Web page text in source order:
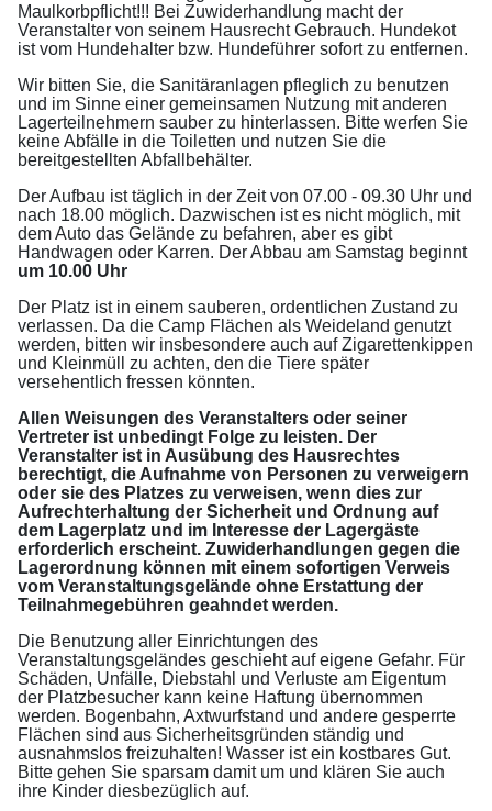
Maulkorbpflicht!!! Bei Zuwiderhandlung macht der
Veranstalter von seinem Hausrecht Gebrauch. Hundekot
ist vom Hundehalter bzw. Hundeführer sofort zu entfernen.
Wir bitten Sie, die Sanitäranlagen pfleglich zu benutzen
und im Sinne einer gemeinsamen Nutzung mit anderen
Lagerteilnehmern sauber zu hinterlassen. Bitte werfen Sie
keine Abfälle in die Toiletten und nutzen Sie die
bereitgestellten Abfallbehälter.
Der Aufbau ist täglich in der Zeit von 07.00 - 09.30 Uhr und
nach 18.00 möglich. Dazwischen ist es nicht möglich, mit
dem Auto das Gelände zu befahren, aber es gibt
Handwagen oder Karren. Der Abbau am Samstag beginnt
um 10.00 Uhr
Der Platz ist in einem sauberen, ordentlichen Zustand zu
verlassen. Da die Camp Flächen als Weideland genutzt
werden, bitten wir insbesondere auch auf Zigarettenkippen
und Kleinmüll zu achten, den die Tiere später
versehentlich fressen könnten.
Allen Weisungen des Veranstalters oder seiner
Vertreter ist unbedingt Folge zu leisten. Der
Veranstalter ist in Ausübung des Hausrechtes
berechtigt, die Aufnahme von Personen zu verweigern
oder sie des Platzes zu verweisen, wenn dies zur
Aufrechterhaltung der Sicherheit und Ordnung auf
dem Lagerplatz und im Interesse der Lagergäste
erforderlich erscheint. Zuwiderhandlungen gegen die
Lagerordnung können mit einem sofortigen Verweis
vom Veranstaltungsgelände ohne Erstattung der
Teilnahmegebühren geahndet werden.
Die Benutzung aller Einrichtungen des
Veranstaltungsgeländes geschieht auf eigene Gefahr. Für
Schäden, Unfälle, Diebstahl und Verluste am Eigentum
der Platzbesucher kann keine Haftung übernommen
werden. Bogenbahn, Axtwurfstand und andere gesperrte
Flächen sind aus Sicherheitsgründen ständig und
ausnahmslos freizuhalten! Wasser ist ein kostbares Gut.
Bitte gehen Sie sparsam damit um und klären Sie auch
ihre Kinder diesbezüglich auf.